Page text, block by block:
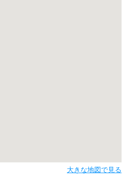
大きな地図で見る